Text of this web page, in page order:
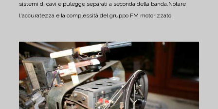
sistemi di cavi e pulegge separati a seconda della banda.Notare
l'accuratezza e la complessità del gruppo FM motorizzato.